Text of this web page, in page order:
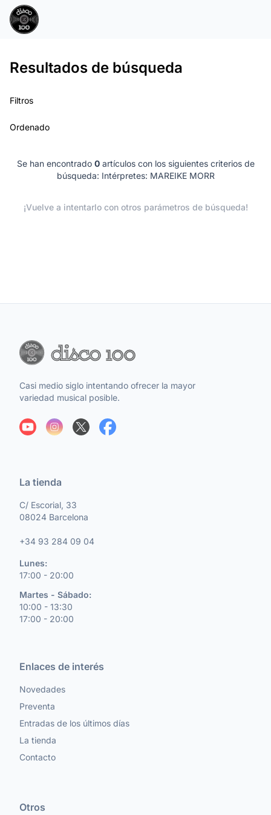
Resultados de búsqueda
Filtros
Ordenado
Se han encontrado 0artículos con los siguientes criterios de
búsqueda: Intérpretes: MAREIKE MORR
¡Vuelve a intentarlo con otros parámetros de búsqueda!
Casi medio siglo intentando ofrecer la mayor
variedad musical posible.
La tienda
C/ Escorial, 33
08024 Barcelona
+34 93 284 09 04
Lunes:
17:00 - 20:00
Martes - Sábado:
10:00 - 13:30
17:00 - 20:00
Enlaces de interés
Novedades
Preventa
Entradas de los últimos días
La tienda
Contacto
Otros